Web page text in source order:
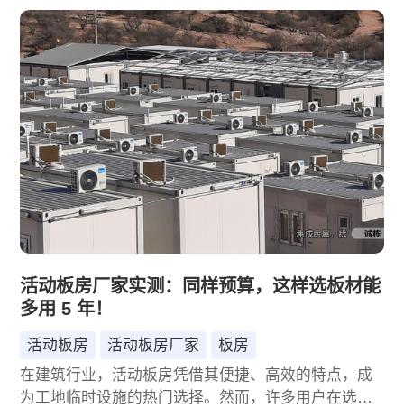
点，帮你避开那些看似省钱实则费钱的 “坑”。
活动板房厂家实测：同样预算，这样选板材能
多用 5 年！
活动板房 活动板房厂家
板房
​在建筑行业，活动板房凭借其便捷、高效的特点，成
为工地临时设施的热门选择。然而，许多用户在选购